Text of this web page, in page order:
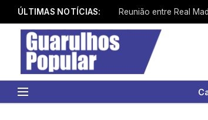
ÚLTIMAS NOTÍCIAS: Reunião entre Real